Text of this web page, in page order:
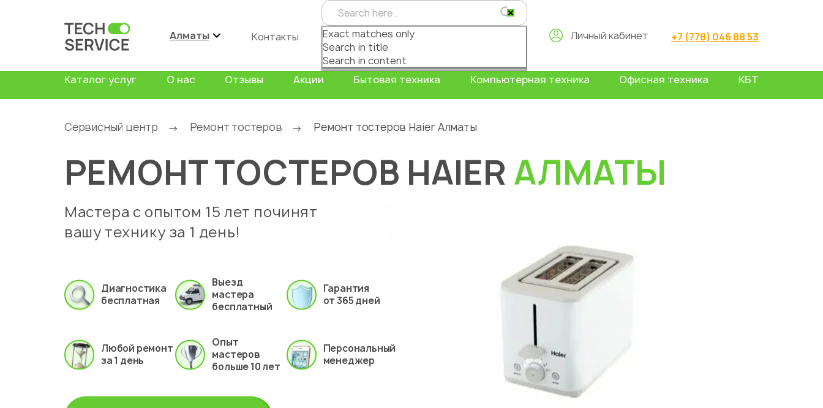
Алматы Контакты
Exact matches only
Search in title
Search in content
Личный кабинет +7 (778) 046 88 53
Каталог услуг О нас Отзывы Акции Бытовая техника Компьютерная техника Офисная техника КБТ
Сервисный центр → Ремонт тостеров → Ремонт тостеров Haier Алматы
РЕМОНТ ТОСТЕРОВ HAIER АЛМАТЫ
Мастера с опытом 15 лет починят
вашу технику за 1 день!
Диагностика
бесплатная
Выезд
мастера
бесплатный
Гарантия
от 365 дней
Любой ремонт
за 1 день
Опыт
мастеров
больше 10 лет
Персональный
менеджер